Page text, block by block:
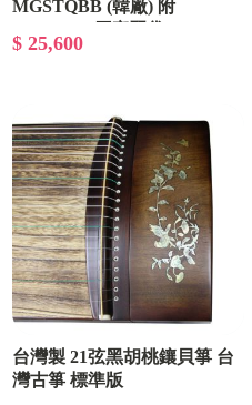
MGSTQBB (韓廠) 附
$ 25,600
台灣製 21弦黑胡桃鑲貝箏 台
灣古箏 標準版